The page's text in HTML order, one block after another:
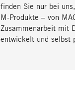
finden Sie nur bei
M-Produkte – von
Zusammenarbeit mit
entwickelt und selbst